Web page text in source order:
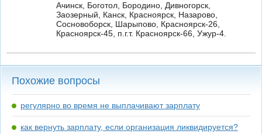
Ачинск, Боготол, Бородино, Дивногорск,
Заозерный, Канск, Красноярск, Назарово,
Сосновоборск, Шарыпово, Красноярск-26,
Красноярск-45, п.г.т. Красноярск-66, Ужур-4.
Похожие вопросы
регулярно во время не выплачивают зарплату
как вернуть зарплату, если организация ликвидируется?